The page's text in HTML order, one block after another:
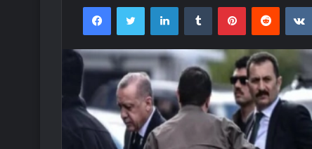
FacebookTwitter LinkedInTumblr PinterestReddit